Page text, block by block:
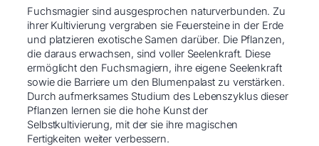
Fuchsmagier sind ausgesprochen naturverbunden. Zu
ihrer Kultivierung vergraben sie Feuersteine in der Erde
und platzieren exotische Samen darüber. Die Pflanzen,
die daraus erwachsen, sind voller Seelenkraft. Diese
ermöglicht den Fuchsmagiern, ihre eigene Seelenkraft
sowie die Barriere um den Blumenpalast zu verstärken.
Durch aufmerksames Studium des Lebenszyklus dieser
Pflanzen lernen sie die hohe Kunst der
Selbstkultivierung, mit der sie ihre magischen
Fertigkeiten weiter verbessern.